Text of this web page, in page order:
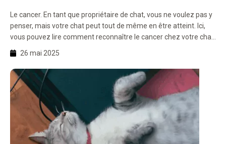
Le cancer. En tant que propriétaire de chat, vous ne voulez pas y
penser, mais votre chat peut tout de même en être atteint. Ici,
vous pouvez lire comment reconnaître le cancer chez votre chat,
ce qui se passe après le diagnostic et ce que vous pouvez faire
pour votre chat. Sur cette page, vous […]
26 mai 2025